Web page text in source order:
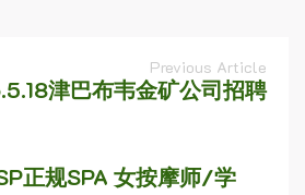
Previous Article
津巴布韦金矿公司招聘
正规SPA 女按摩师/学